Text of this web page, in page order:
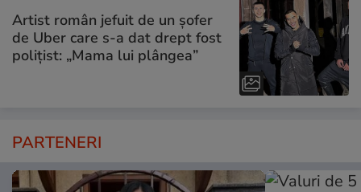
Artist român jefuit de un șofer
de Uber care s-a dat drept fost
polițist: „Mama lui plângea”
PARTENERI